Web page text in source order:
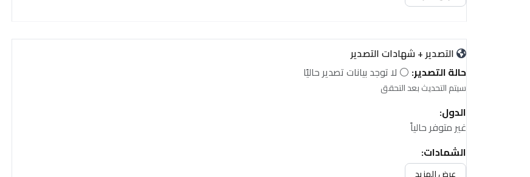
التصدير + شهادات التصدير
حالة التصدير: ⚪ لا توجد بيانات تصدير حاليًا
سيتم التحديث بعد التحقق
الدول:
غير متوفر حالياً
الشهادات:
غير متوفر حالياً